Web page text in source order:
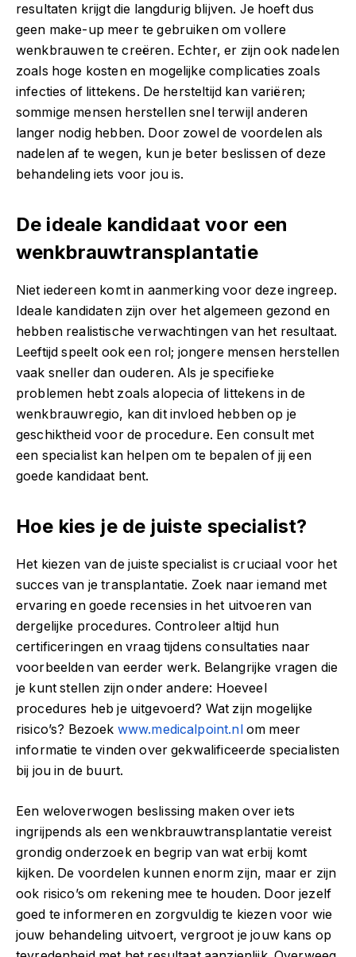
resultaten krijgt die langdurig blijven. Je hoeft dus
geen make-up meer te gebruiken om vollere
wenkbrauwen te creëren. Echter, er zijn ook nadelen
zoals hoge kosten en mogelijke complicaties zoals
infecties of littekens. De hersteltijd kan variëren;
sommige mensen herstellen snel terwijl anderen
langer nodig hebben. Door zowel de voordelen als
nadelen af te wegen, kun je beter beslissen of deze
behandeling iets voor jou is.
De ideale kandidaat voor een
wenkbrauwtransplantatie
Niet iedereen komt in aanmerking voor deze ingreep.
Ideale kandidaten zijn over het algemeen gezond en
hebben realistische verwachtingen van het resultaat.
Leeftijd speelt ook een rol; jongere mensen herstellen
vaak sneller dan ouderen. Als je specifieke
problemen hebt zoals alopecia of littekens in de
wenkbrauwregio, kan dit invloed hebben op je
geschiktheid voor de procedure. Een consult met
een specialist kan helpen om te bepalen of jij een
goede kandidaat bent.
Hoe kies je de juiste specialist?
Het kiezen van de juiste specialist is cruciaal voor het
succes van je transplantatie. Zoek naar iemand met
ervaring en goede recensies in het uitvoeren van
dergelijke procedures. Controleer altijd hun
certificeringen en vraag tijdens consultaties naar
voorbeelden van eerder werk. Belangrijke vragen die
je kunt stellen zijn onder andere: Hoeveel
procedures heb je uitgevoerd? Wat zijn mogelijke
risico’s? Bezoek www.medicalpoint.nlom meer
informatie te vinden over gekwalificeerde specialisten
bij jou in de buurt.
Een weloverwogen beslissing maken over iets
ingrijpends als een wenkbrauwtransplantatie vereist
grondig onderzoek en begrip van wat erbij komt
kijken. De voordelen kunnen enorm zijn, maar er zijn
ook risico’s om rekening mee te houden. Door jezelf
goed te informeren en zorgvuldig te kiezen voor wie
jouw behandeling uitvoert, vergroot je jouw kans op